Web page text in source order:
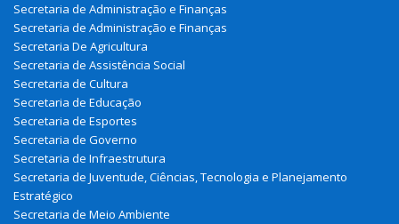
Secretaria de Administração e Finanças
Secretaria de Administração e Finanças
Secretaria De Agricultura
Secretaria de Assistência Social
Secretaria de Cultura
Secretaria de Educação
Secretaria de Esportes
Secretaria de Governo
Secretaria de Infraestrutura
Secretaria de Juventude, Ciências, Tecnologia e Planejamento
Estratégico
Secretaria de Meio Ambiente